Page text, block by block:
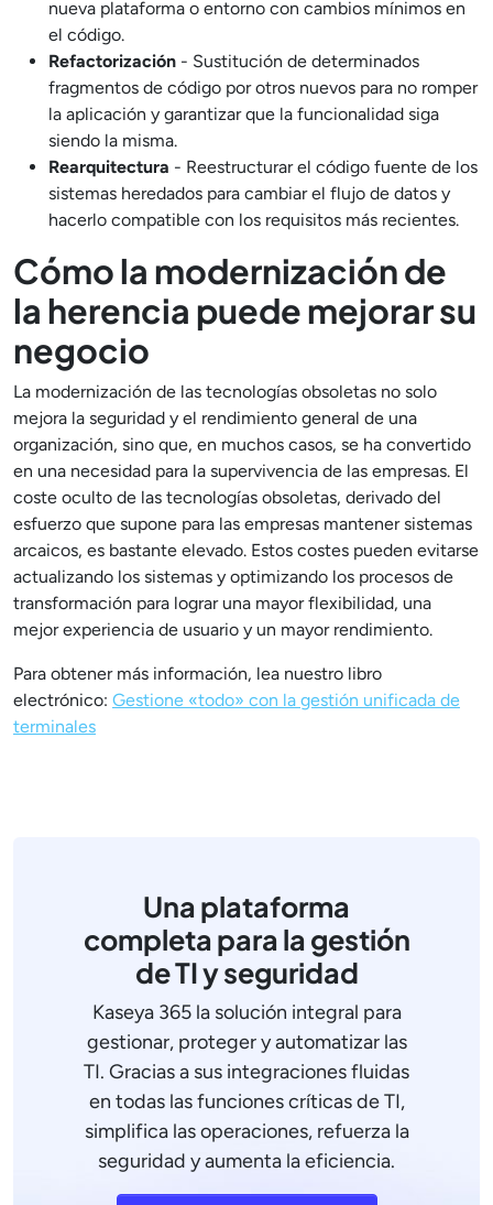
nueva plataforma o entorno con cambios mínimos en
el código.
Refactorización - Sustitución de determinados
fragmentos de código por otros nuevos para no romper
la aplicación y garantizar que la funcionalidad siga
siendo la misma.
Rearquitectura - Reestructurar el código fuente de los
sistemas heredados para cambiar el flujo de datos y
hacerlo compatible con los requisitos más recientes.
Cómo la modernización de
la herencia puede mejorar su
negocio
La modernización de las tecnologías obsoletas no solo
mejora la seguridad y el rendimiento general de una
organización, sino que, en muchos casos, se ha convertido
en una necesidad para la supervivencia de las empresas. El
coste oculto de las tecnologías obsoletas, derivado del
esfuerzo que supone para las empresas mantener sistemas
arcaicos, es bastante elevado. Estos costes pueden evitarse
actualizando los sistemas y optimizando los procesos de
transformación para lograr una mayor flexibilidad, una
mejor experiencia de usuario y un mayor rendimiento.
Para obtener más información, lea nuestro libro
electrónico: Gestione «todo» con la gestión unificada de
terminales
Una plataforma
completa para la gestión
de TI y seguridad
Kaseya 365 la solución integral para
gestionar, proteger y automatizar las
TI. Gracias a sus integraciones fluidas
en todas las funciones críticas de TI,
simplifica las operaciones, refuerza la
seguridad y aumenta la eficiencia.